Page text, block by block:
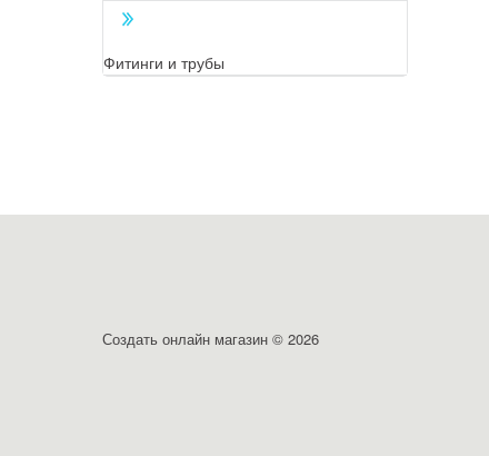
Фитинги и трубы
Создать онлайн магазин © 2026